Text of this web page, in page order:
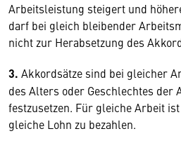
Arbeitsleistung steigert und
darf bei gleich bleibender
nicht zur Herabsetzung des
3. Akkordsätze sind bei gleicher
des Alters oder Geschlechtes der
festzusetzen. Für gleiche Arbeit
gleiche Lohn zu bezahlen.